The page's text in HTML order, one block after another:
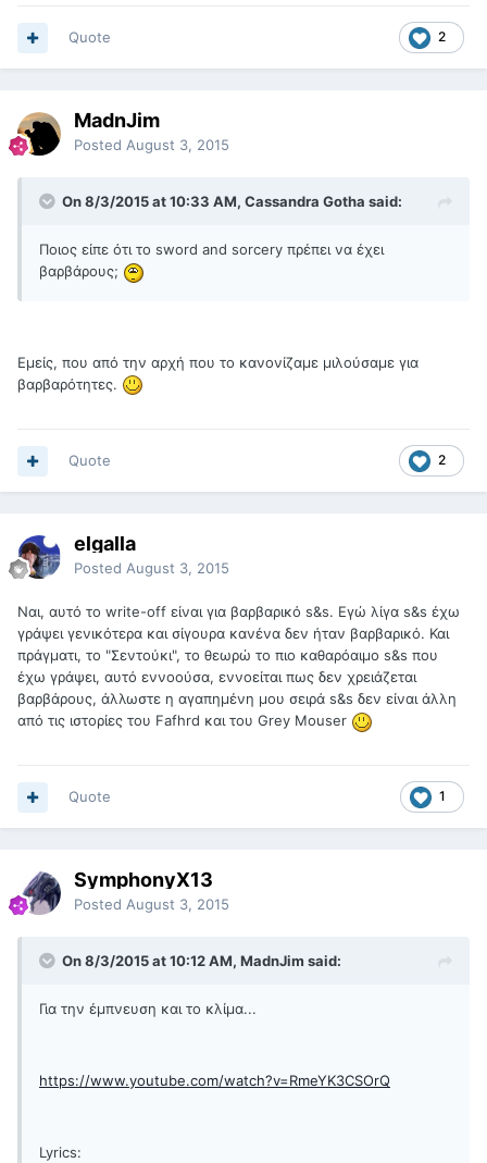
2
Quote
MadnJim
Posted August 3, 2015
On 8/3/2015 at 10:33 AM, Cassandra Gotha said:
Ποιος είπε ότι το sword and sorcery πρέπει να έχει
βαρβάρους;
Εμείς, που από την αρχή που το κανονίζαμε μιλούσαμε για
βαρβαρότητες.
2
Quote
elgalla
Posted August 3, 2015
Ναι, αυτό το write-off είναι για βαρβαρικό s&s. Εγώ λίγα s&s έχω
γράψει γενικότερα και σίγουρα κανένα δεν ήταν βαρβαρικό. Και
πράγματι, το "Σεντούκι", το θεωρώ το πιο καθαρόαιμο s&s που
έχω γράψει, αυτό εννοούσα, εννοείται πως δεν χρειάζεται
βαρβάρους, άλλωστε η αγαπημένη μου σειρά s&s δεν είναι άλλη
από τις ιστορίες του Fafhrd και του Grey Mouser
1
Quote
SymphonyX13
Posted August 3, 2015
On 8/3/2015 at 10:12 AM, MadnJim said:
Για την έμπνευση και το κλίμα...
https://www.youtube.com/watch?v=RmeYK3CSOrQ
Lyrics: